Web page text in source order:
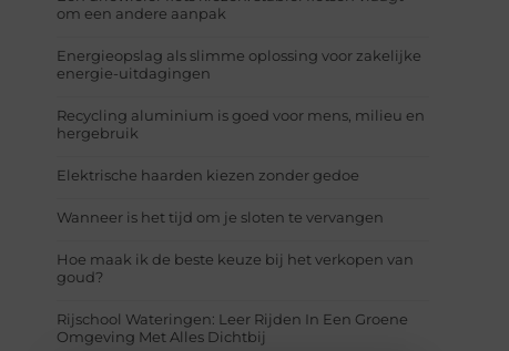
om een andere aanpak
Energieopslag als slimme oplossing voor zakelijke
energie-uitdagingen
Recycling aluminium is goed voor mens, milieu en
hergebruik
Elektrische haarden kiezen zonder gedoe
Wanneer is het tijd om je sloten te vervangen
Hoe maak ik de beste keuze bij het verkopen van
goud?
Rijschool Wateringen: Leer Rijden In Een Groene
Omgeving Met Alles Dichtbij